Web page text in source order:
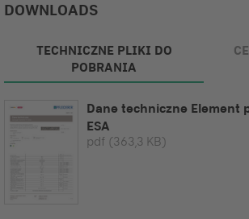
DOWNLOADS
TECHNICZNE PLIKI DO
POBRANIA
Dane techniczne Element
ESA
pdf (363,3 KB)